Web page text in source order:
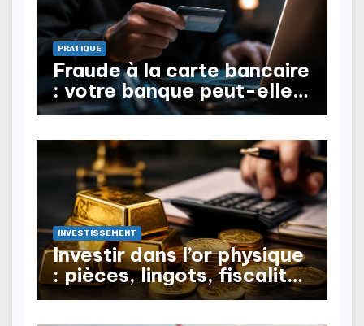
PRATIQUE
Fraude à la carte bancaire
: votre banque peut-elle
vous rembourser ?
INVESTISSEMENT
Investir dans l’or physique
: pièces, lingots, fiscalité
à la revente